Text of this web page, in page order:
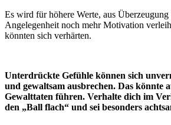
Es wird für höhere Werte, aus
Angelegenheit noch mehr Motivation
könnten sich verhärten.
Unterdrückte Gefühle können sich
und gewaltsam ausbrechen. Das könnte
Gewalttaten führen. Verhalte dich im
den „Ball flach“ und sei besonders